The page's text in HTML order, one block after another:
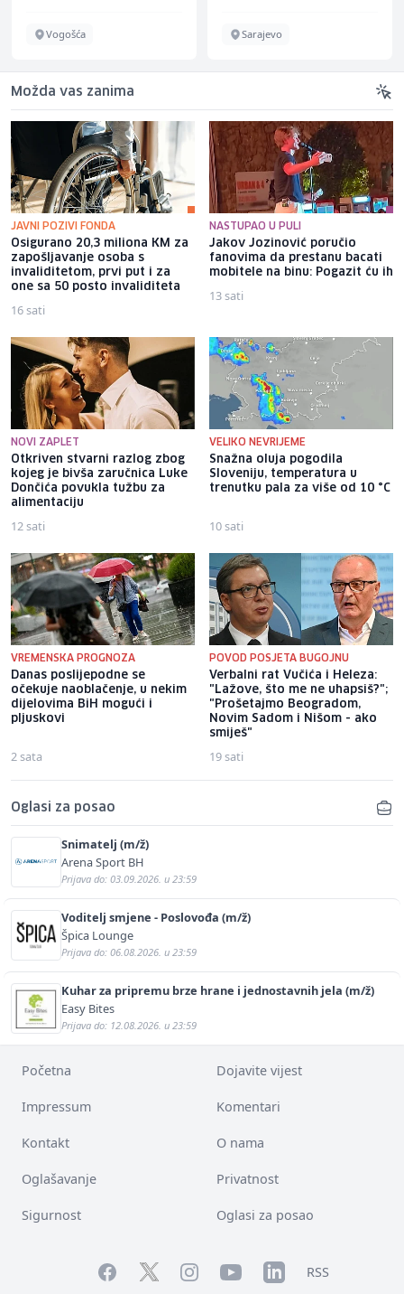
Vogošća Sarajevo
Možda vas zanima
JAVNI POZIVI FONDA
Osigurano 20,3 miliona KM za
zapošljavanje osoba s
invaliditetom, prvi put i za
one sa 50 posto invaliditeta
16 sati
NASTUPAO U PULI
Jakov Jozinović poručio
fanovima da prestanu bacati
mobitele na binu: Pogazit ću ih
13 sati
NOVI ZAPLET
Otkriven stvarni razlog zbog
kojeg je bivša zaručnica Luke
Dončića povukla tužbu za
alimentaciju
12 sati
VELIKO NEVRIJEME
Snažna oluja pogodila
Sloveniju, temperatura u
trenutku pala za više od 10 °C
10 sati
VREMENSKA PROGNOZA
Danas poslijepodne se
očekuje naoblačenje, u nekim
dijelovima BiH mogući i
pljuskovi
2 sata
POVOD POSJETA BUGOJNU
Verbalni rat Vučića i Heleza:
"Lažove, što me ne uhapsiš?";
"Prošetajmo Beogradom,
Novim Sadom i Nišom - ako
smiješ"
19 sati
Oglasi za posao
Snimatelj (m/ž)
Arena Sport BH
Prijava do: 03.09.2026. u 23:59
Voditelj smjene - Poslovođa (m/ž)
Špica Lounge
Prijava do: 06.08.2026. u 23:59
Kuhar za pripremu brze hrane i jednostavnih jela (m/ž)
Easy Bites
Prijava do: 12.08.2026. u 23:59
Početna Dojavite vijest
Impressum Komentari
Kontakt O nama
Oglašavanje Privatnost
Sigurnost Oglasi za posao
FacebookTwitterInstagramYouTubeLinkedInRSS